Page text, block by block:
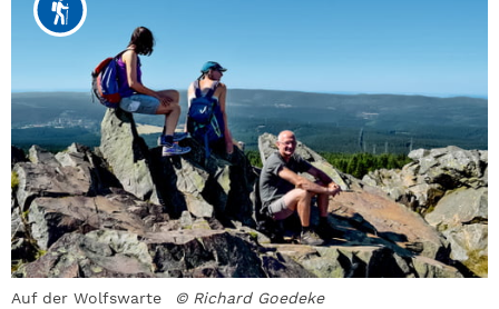
Auf der Wolfswarte © Richard Goedeke